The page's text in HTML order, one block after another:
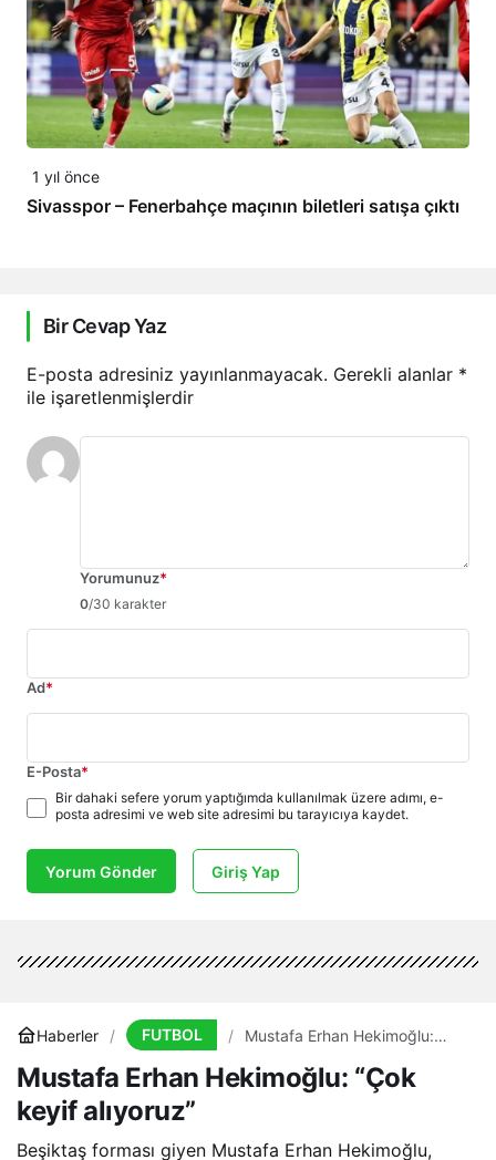
1 yıl önce
Sivasspor – Fenerbahçe maçının biletleri satışa çıktı
Bir Cevap Yaz
E-posta adresiniz yayınlanmayacak. Gerekli alanlar *
ile işaretlenmişlerdir
Yorumunuz*
0/30 karakter
Ad*
E-Posta*
Bir dahaki sefere yorum yaptığımda kullanılmak üzere adımı, e-
posta adresimi ve web site adresimi bu tarayıcıya kaydet.
Yorum Gönder Giriş Yap
Haberler FUTBOL
Mustafa Erhan Hekimoğlu:
Mustafa Erhan Hekimoğlu: “Çok
keyif alıyoruz”
Beşiktaş forması giyen Mustafa Erhan Hekimoğlu,